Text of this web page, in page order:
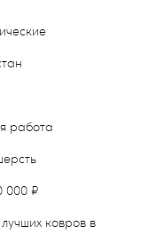
работа
000 ₽
ковров в